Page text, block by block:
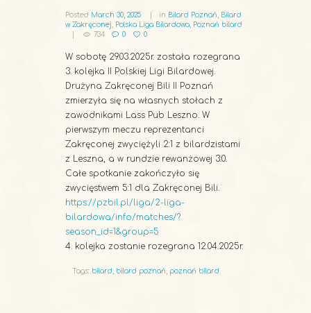
Posted March 30, 2025 in Bilard Poznań
Bilard
w Zakręconej
Polska Liga Bilardowa Poznań bilard
734
0 0
W sobotę 29.03.2025r. została rozegrana
3. kolejka II Polskiej Ligi Bilardowej.
Drużyna Zakręconej Bili II Poznań
zmierzyła się na własnych stołach z
zawodnikami Lass Pub Leszno. W
pierwszym meczu reprezentanci
Zakręconej zwyciężyli 2:1 z bilardzistami
z Leszna, a w rundzie rewanżowej 3:0.
Całe spotkanie zakończyło się
zwycięstwem 5:1 dla Zakręconej Bili.
https://pzbil.pl/liga/2-liga-
bilardowa/info/matches/?
season_id=1&group=5
4. kolejka zostanie rozegrana 12.04.2025r.
Tags: bilard bilard poznań poznań bilard